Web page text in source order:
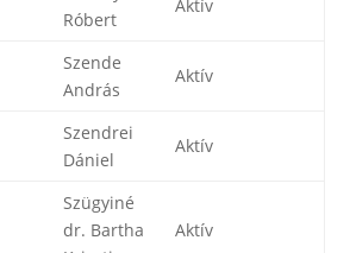
Róbert
Aktív
Szende
András
Aktív
Szendrei
Dániel
Aktív
Szügyiné
dr. Bartha
Aktív